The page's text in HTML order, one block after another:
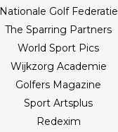
Nationale Golf Federatie
The Sparring Partners
World Sport Pics
Wijkzorg Academie
Golfers Magazine
Sport Artsplus
Redexim